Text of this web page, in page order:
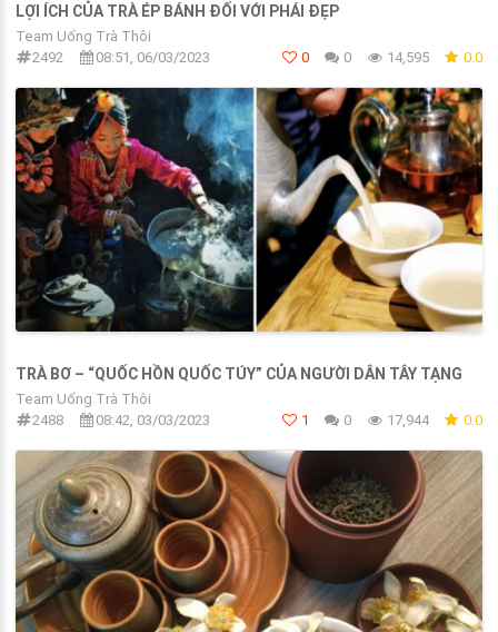
LỢI ÍCH CỦA TRÀ ÉP BÁNH ĐỐI VỚI PHÁI ĐẸP
Team Uống Trà Thôi
2492
08:51, 06/03/2023 0 0 14,595 0.0
TRÀ BƠ – “QUỐC HỒN QUỐC TÚY” CỦA NGƯỜI DÂN TÂY TẠNG
Team Uống Trà Thôi
2488
08:42, 03/03/2023 1 0 17,944 0.0